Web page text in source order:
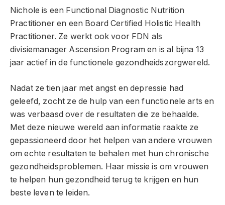
Nichole is een Functional Diagnostic Nutrition
Practitioner en een Board Certified Holistic Health
Practitioner. Ze werkt ook voor FDN als
divisiemanager Ascension Program en is al bijna 13
jaar actief in de functionele gezondheidszorgwereld.
Nadat ze tien jaar met angst en depressie had
geleefd, zocht ze de hulp van een functionele arts en
was verbaasd over de resultaten die ze behaalde.
Met deze nieuwe wereld aan informatie raakte ze
gepassioneerd door het helpen van andere vrouwen
om echte resultaten te behalen met hun chronische
gezondheidsproblemen. Haar missie is om vrouwen
te helpen hun gezondheid terug te krijgen en hun
beste leven te leiden.